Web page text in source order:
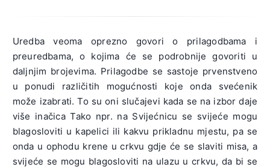
Uredba veoma oprezno govori o prilagodbama i
preuredbama, o kojima će se podrobnije govoriti u
daljnjim brojevima. Prilagodbe se sastoje prvenstveno
u ponudi različitih mogućnosti koje onda svećenik
može izabrati. To su oni slučajevi kada se na izbor daje
više inačica Tako npr. na Svijećnicu se svijeće mogu
blagosloviti u kapelici ili kakvu prikladnu mjestu, pa se
onda u ophodu krene u crkvu gdje će se slaviti misa, a
svijeće se mogu blagosloviti na ulazu u crkvu, da bi se